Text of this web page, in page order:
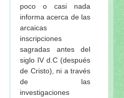
poco o casi nada
informa acerca de las
arcaicas
inscripciones
sagradas antes del
siglo IV d.C (después
de Cristo), ni a través
de las
investigaciones